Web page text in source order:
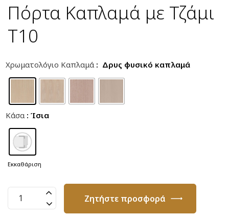
Πόρτα Καπλαμά με Τζάμι
T10
Χρωματολόγιο Καπλαμά : Δρυς φυσικό καπλαμά
Κάσα : Ίσια
Εκκαθάριση
Πόρτα
Καπλαμά
Ζητήστε προσφορά